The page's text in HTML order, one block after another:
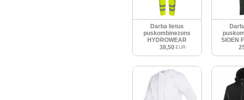
Darba lietus
puskombinezons
HYDROWEAR
VECHTA RWS Hi-Vis
38,50 EUR
SIOEN